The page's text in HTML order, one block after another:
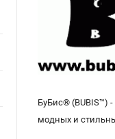
БуБис® (BUBIS™) -
модных и